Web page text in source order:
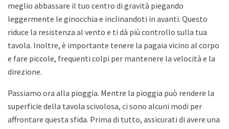
meglio abbassare il tuo centro di gravità piegando
leggermente le ginocchia e inclinandoti in avanti. Questo
riduce la resistenza al vento e ti dà più controllo sulla tua
tavola. Inoltre, è importante tenere la pagaia vicino al corpo
e fare piccole, frequenti colpi per mantenere la velocità e la
direzione.
Passiamo ora alla pioggia. Mentre la pioggia può rendere la
superficie della tavola scivolosa, ci sono alcuni modi per
affrontare questa sfida. Prima di tutto, assicurati di avere una